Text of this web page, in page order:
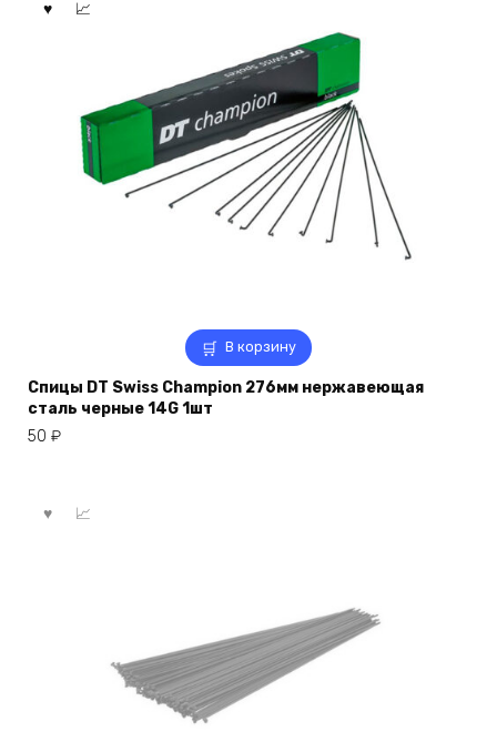
В корзину
Спицы DT Swiss Champion 276мм нержавеющая
сталь черные 14G 1шт
50 ₽